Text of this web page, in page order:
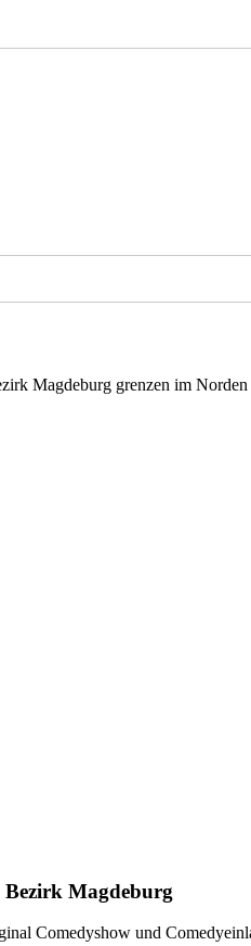
Magdeburg grenzen im
Magdeburg
Comedyshow und